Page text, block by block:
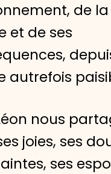
de la
et de ses
autrefois
nous
joies, ses
ses